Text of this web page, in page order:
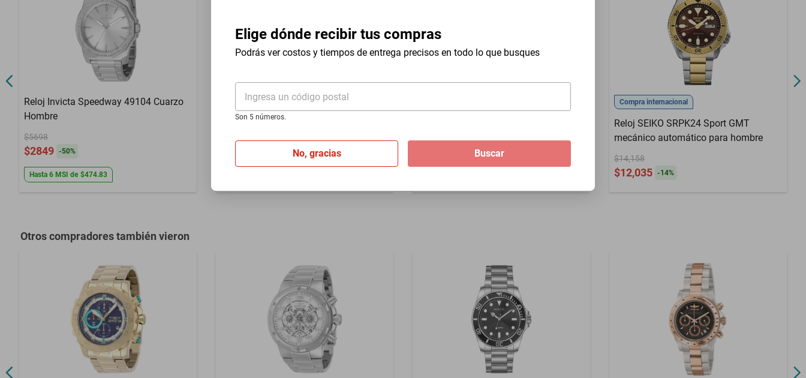
Elige dónde recibir tus compras
Podrás ver costos y tiempos de entrega precisos en todo lo que busques
Ingresa un código postal
Son 5 números.
No, gracias Buscar
Color Extensible
Garantía con Proveedor
Defectos de fabrica, no aplica mala
Reloj Invicta Speedway 49104 Cuarzo
Hombre
$5698
$2849 -50%
Hasta 6 MSI de $474.83
Reloj Invicta S1 Rally 50256 Cuarzo
Hombre
de cuarzo resistente al agua color
Compra internacional
Reloj SEIKO SRPK24 Sport GMT
mecánico automático para hombre
$14,158
$12,035 -14%
Otros compradores también vieron